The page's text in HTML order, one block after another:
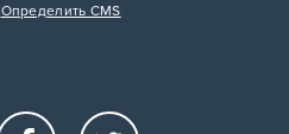
Определить CMS